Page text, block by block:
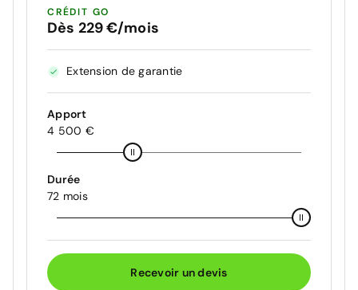
CRÉDIT GO
Dès 229 €/mois
Extension de garantie
Apport
4 500 €
Durée
72 mois
Recevoir un devis